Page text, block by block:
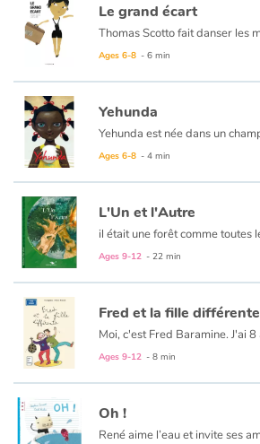
Le grand écart
Ages 6-8 - 6 min
Yehunda
Ages 6-8 - 4 min
L'Un et l'Autre
Ages 9-12 - 22 min
Fred et la fille différente
Ages 9-12 - 8 min
Oh !